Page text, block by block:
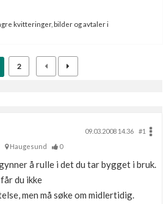
kvitteringer, bilder og avtaler i
2
09.03.2008 14.36
#1
Haugesund 0
å rulle i det du tar bygget i bruk.
du ikke
men må søke om midlertidig.